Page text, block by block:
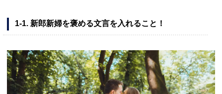
1-1. 新郎新婦を褒める文言を入れること！